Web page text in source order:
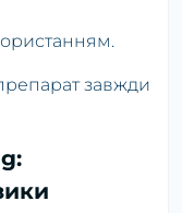
завжди